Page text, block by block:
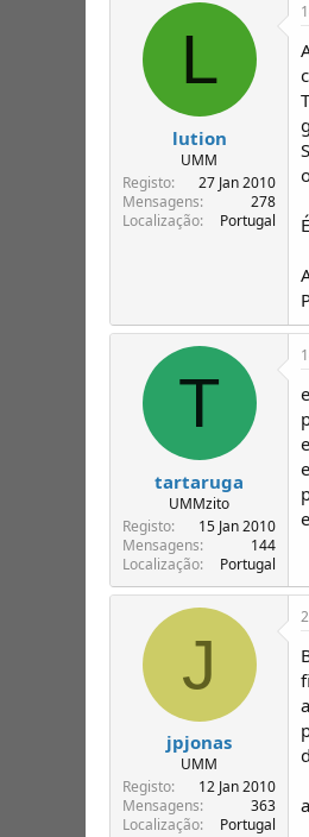
L
lution
UMM
Registo
27 Jan 2010
Mensagens
278
Localização
Portugal
T
tartaruga
UMMzito
Registo
15 Jan 2010
Mensagens
144
Localização
Portugal
J
jpjonas
UMM
Registo
12 Jan 2010
Mensagens
363
Localização
Portugal